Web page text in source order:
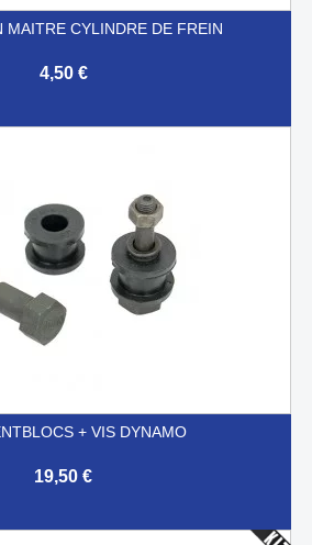
MAITRE CYLINDRE DE FREIN
4,50 €
+ VIS DYNAMO
19,50 €